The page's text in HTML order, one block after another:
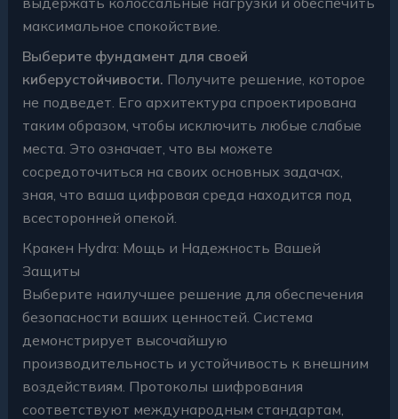
максимальное спокойствие.
Выберите фундамент для своей
киберустойчивости. Получите решение, которое
не подведет. Его архитектура спроектирована
таким образом, чтобы исключить любые слабые
места. Это означает, что вы можете
сосредоточиться на своих основных задачах,
зная, что ваша цифровая среда находится под
всесторонней опекой.
Кракен Hydra: Мощь и Надежность Вашей
Защиты
Выберите наилучшее решение для обеспечения
безопасности ваших ценностей. Система
демонстрирует высочайшую
производительность и устойчивость к внешним
воздействиям. Протоколы шифрования
соответствуют международным стандартам,